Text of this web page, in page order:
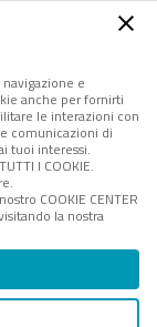
iscritta
di Roma -
resp. Michela
e
- FPA s.r.l.
management
- R.E.A. Roma
e
anche per fornirti
le interazioni con
comunicazioni di
tuoi interessi.
I COOKIE.
COOKIE CENTER
la nostra